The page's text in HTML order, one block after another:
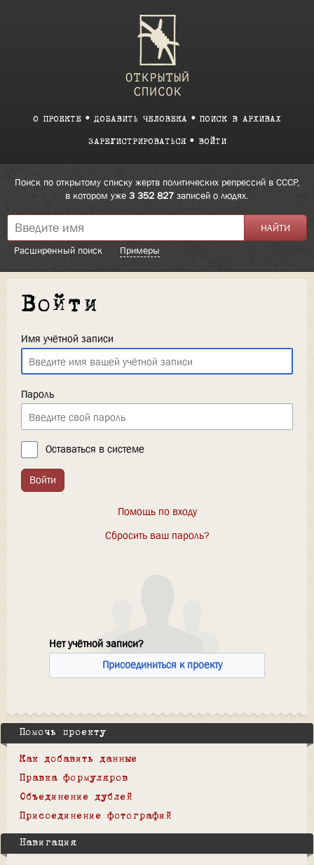
О ПРОЕКТЕ ДОБАВИТЬ ЧЕЛОВЕКА ПОИСК В АРХИВАХ
ЗАРЕГИСТРИРОВАТЬСЯ ВОЙТИ
Поиск по открытому списку жертв политических репрессий в СССР,
в котором уже 3 352 827 записей о людях.
Расширенный поиск Примеры
Войти
Имя учётной записи
Пароль
Оставаться в системе
Войти
Помощь по входу
Сбросить ваш пароль?
Нет учётной записи?
Присоединиться к проекту
Помочь проекту
Как добавить данные
Правка формуляров
Объединение дублей
Присоединение фотографий
Навигация